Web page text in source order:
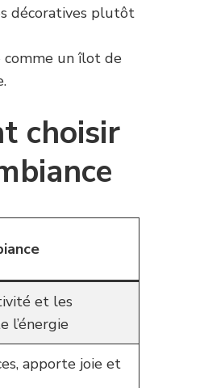
décoratives plutôt
comme un îlot de
choisir
et les
l’énergie
apporte joie et